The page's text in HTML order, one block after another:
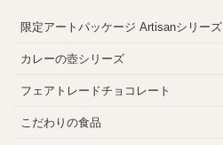
限定アートパッケージ Artisanシリーズ
カレーの壺シリーズ
フェアトレードチョコレート
こだわりの食品